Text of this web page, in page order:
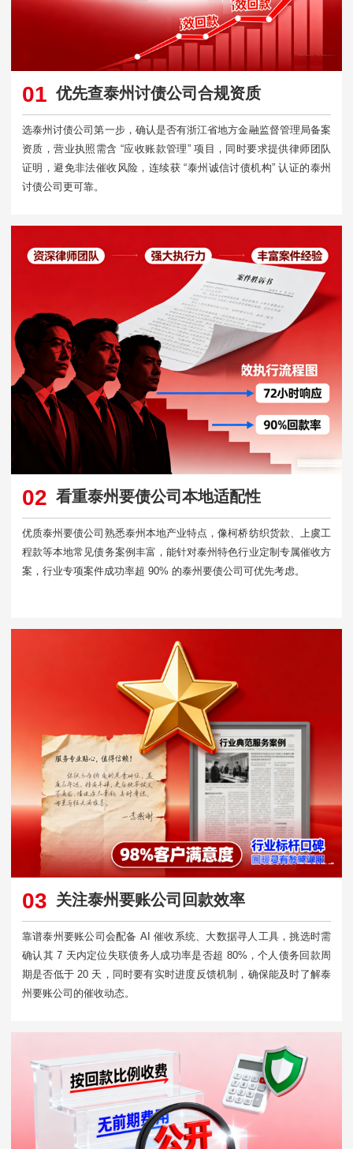
01 优先查泰州讨债公司合规资质
选泰州讨债公司第一步，确认是否有浙江省地方金融监督管理局备案
资质，营业执照需含 “应收账款管理” 项目，同时要求提供律师团队
证明，避免非法催收风险，连续获 “泰州诚信讨债机构” 认证的泰州
讨债公司更可靠。​
02 看重泰州要债公司本地适配性
优质泰州要债公司熟悉泰州本地产业特点，像柯桥纺织货款、上虞工
程款等本地常见债务案例丰富，能针对泰州特色行业定制专属催收方
案，行业专项案件成功率超 90% 的泰州要债公司可优先考虑。
03 关注泰州要账公司回款效率
靠谱泰州要账公司会配备 AI 催收系统、大数据寻人工具，挑选时需
确认其 7 天内定位失联债务人成功率是否超 80%，个人债务回款周
期是否低于 20 天，同时要有实时进度反馈机制，确保能及时了解泰
州要账公司的催收动态。​